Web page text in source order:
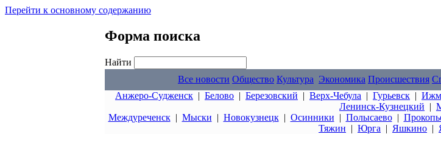
Перейти к основному содержанию
Форма поиска
Найти
Все новости Общество Культура Экономика Происшествия
Анжеро-Судженск | Белово | Березовский | Верх-Чебула | Гурьевск |
Ленинск-Кузнецкий |
Междуреченск| Мыски | Новокузнецк| Осинники | Полысаево|
Тяжин | Юрга | Яшкино |